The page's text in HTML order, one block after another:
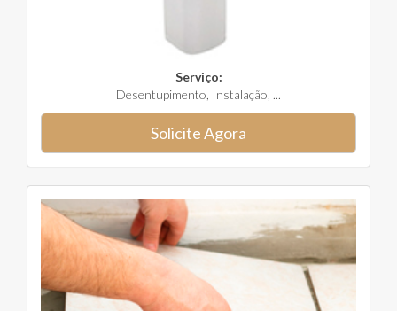
Serviço:
Desentupimento, Instalação, ...
Solicite Agora